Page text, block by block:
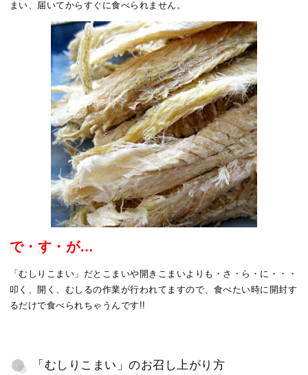
まい、届いてからすぐに食べられません。
で・す・が…
「むしりこまい」だとこまいや開きこまいよりも・さ・ら・に・・・
叩く、開く、むしるの作業が行われてますので、食べたい時に開封す
るだけで食べられちゃうんです!!
「むしりこまい」のお召し上がり方